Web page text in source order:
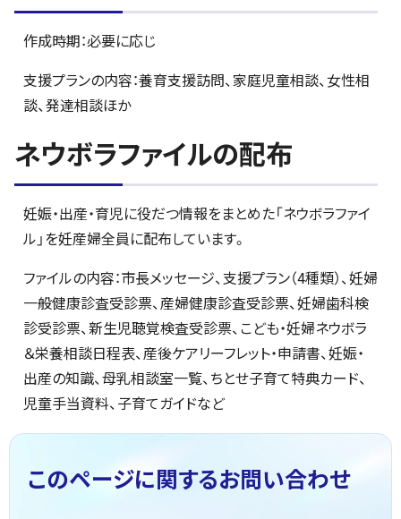
作成時期：必要に応じ
支援プランの内容：養育支援訪問、家庭児童相談、女性相
談、発達相談ほか
ネウボラファイルの配布
妊娠・出産・育児に役だつ情報をまとめた「ネウボラファイ
ル」を妊産婦全員に配布しています。
ファイルの内容：市長メッセージ、支援プラン（4種類）、妊婦
一般健康診査受診票、産婦健康診査受診票、妊婦歯科検
診受診票、新生児聴覚検査受診票、こども・妊婦ネウボラ
＆栄養相談日程表、産後ケアリーフレット・申請書、妊娠・
出産の知識、母乳相談室一覧、ちとせ子育て特典カード、
児童手当資料、子育てガイドなど
このページに関するお問い合わせ